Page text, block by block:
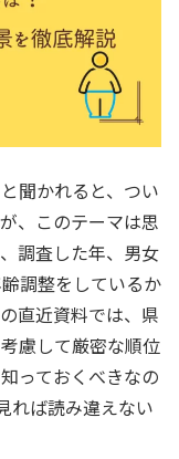
聞かれると、つい
、このテーマは思
調査した年、男女
調整をしているか
直近資料では、県
慮して厳密な順位
っておくべきなの
れば読み違えない